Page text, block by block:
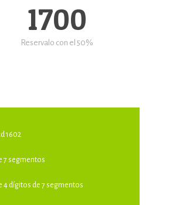
1700
Reservalo con el 50%
1602
7 segmentos
4 dígitos de 7 segmentos